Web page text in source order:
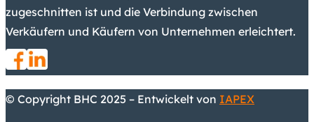
zugeschnitten ist und die Verbindung zwischen
Verkäufern und Käufern von Unternehmen erleichtert.
© Copyright BHC 2025 – Entwickelt von IAPEX